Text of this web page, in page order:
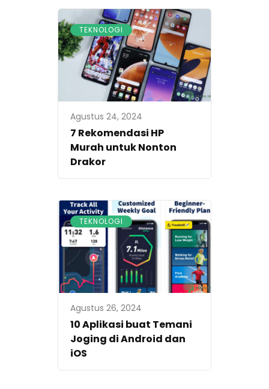
TEKNOLOGI
Agustus 24, 2024
7 Rekomendasi HP
Murah untuk Nonton
Drakor
TEKNOLOGI
Agustus 26, 2024
10 Aplikasi buat Temani
Joging di Android dan
iOS